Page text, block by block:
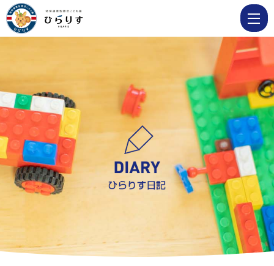
月
ポ
ン
菓
子
お
い
か
っ